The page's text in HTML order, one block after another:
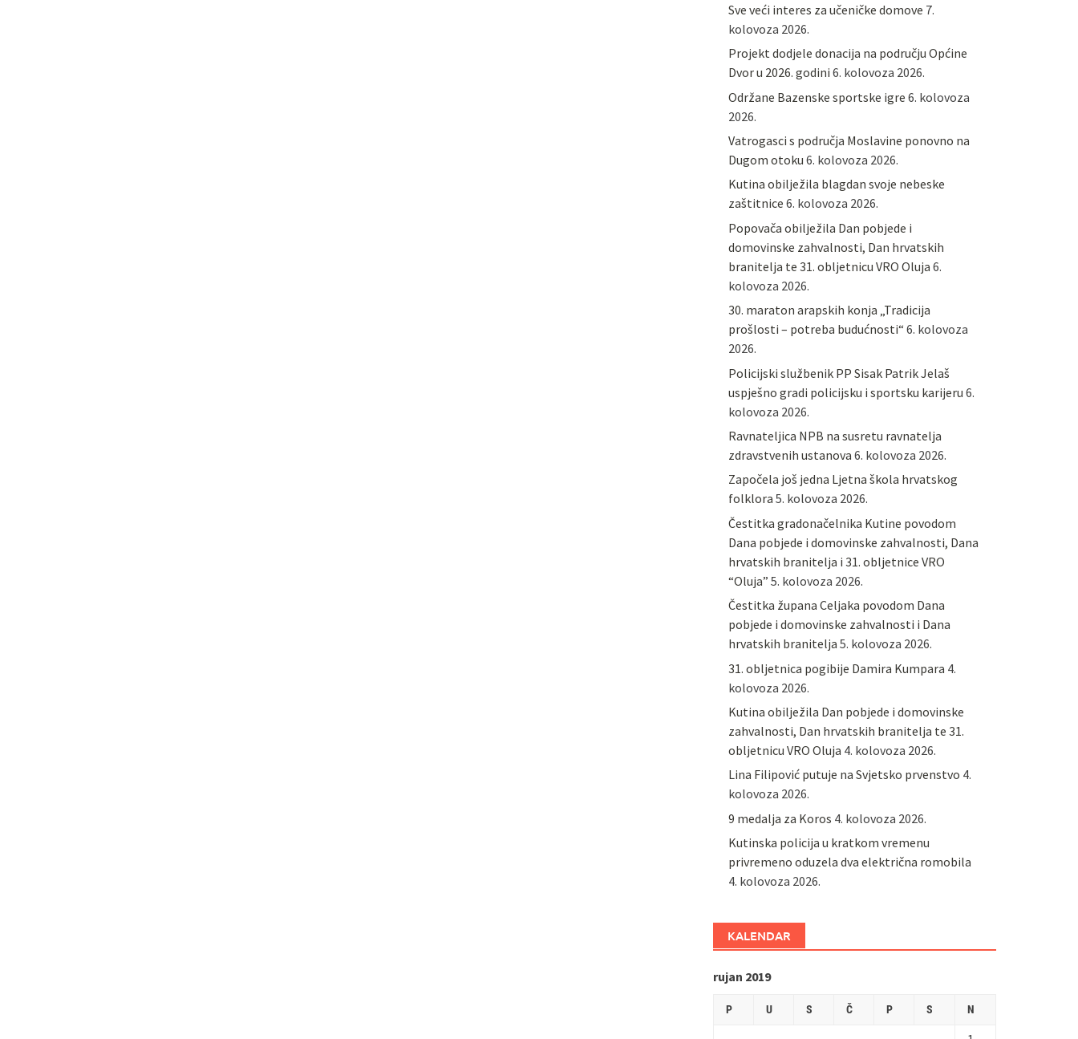
Sve veći interes za učeničke domove 7.
kolovoza 2026.
Projekt dodjele donacija na području Općine
Dvor u 2026. godini 6. kolovoza 2026.
Održane Bazenske sportske igre 6. kolovoza
2026.
Vatrogasci s područja Moslavine ponovno na
Dugom otoku 6. kolovoza 2026.
Kutina obilježila blagdan svoje nebeske
zaštitnice 6. kolovoza 2026.
Popovača obilježila Dan pobjede i
domovinske zahvalnosti, Dan hrvatskih
branitelja te 31. obljetnicu VRO Oluja 6.
kolovoza 2026.
30. maraton arapskih konja „Tradicija
prošlosti – potreba budućnosti“ 6. kolovoza
2026.
Policijski službenik PP Sisak Patrik Jelaš
uspješno gradi policijsku i sportsku karijeru 6.
kolovoza 2026.
Ravnateljica NPB na susretu ravnatelja
zdravstvenih ustanova 6. kolovoza 2026.
Započela još jedna Ljetna škola hrvatskog
folklora 5. kolovoza 2026.
Čestitka gradonačelnika Kutine povodom
Dana pobjede i domovinske zahvalnosti, Dana
hrvatskih branitelja i 31. obljetnice VRO
“Oluja” 5. kolovoza 2026.
Čestitka župana Celjaka povodom Dana
pobjede i domovinske zahvalnosti i Dana
hrvatskih branitelja 5. kolovoza 2026.
31. obljetnica pogibije Damira Kumpara 4.
kolovoza 2026.
Kutina obilježila Dan pobjede i domovinske
zahvalnosti, Dan hrvatskih branitelja te 31.
obljetnicu VRO Oluja 4. kolovoza 2026.
Lina Filipović putuje na Svjetsko prvenstvo 4.
kolovoza 2026.
9 medalja za Koros 4. kolovoza 2026.
Kutinska policija u kratkom vremenu
privremeno oduzela dva električna romobila
4. kolovoza 2026.
KALENDAR
rujan 2019
P U S Č P S N